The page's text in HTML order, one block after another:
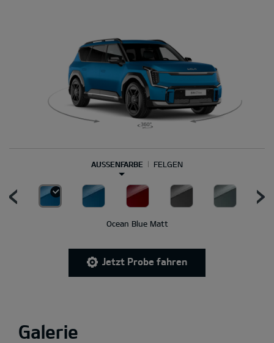
AUSSENFARBE FELGEN
Ocean Blue Matt
Jetzt Probe fahren
Galerie